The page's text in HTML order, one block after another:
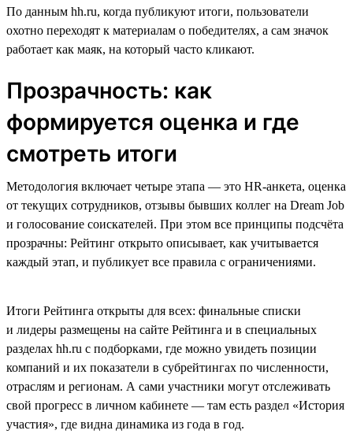
По данным hh.ru, когда публикуют итоги, пользователи
охотно переходят к материалам о победителях, а сам значок
работает как маяк, на который часто кликают.
Прозрачность: как
формируется оценка и где
смотреть итоги
Методология включает четыре этапа — это HR-анкета, оценка
от текущих сотрудников, отзывы бывших коллег на Dream Job
и голосование соискателей. При этом все принципы подсчёта
прозрачны: Рейтинг открыто описывает, как учитывается
каждый этап, и публикует все правила с ограничениями.
Итоги Рейтинга открыты для всех: финальные списки
и лидеры размещены на сайте Рейтинга и в специальных
разделах hh.ru с подборками, где можно увидеть позиции
компаний и их показатели в субрейтингах по численности,
отраслям и регионам. А сами участники могут отслеживать
свой прогресс в личном кабинете — там есть раздел «История
участия», где видна динамика из года в год.